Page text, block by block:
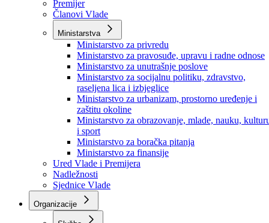
Vlada
Vlada BPK Goražde
Premijer
Članovi Vlade
Ministarstva
Ministarstvo za privredu
Ministarstvo za pravosuđe, upravu i radne odnose
Ministarstvo za unutrašnje poslove
Ministarstvo za socijalnu politiku, zdravstvo,
raseljena lica i izbjeglice
Ministarstvo za urbanizam, prostorno uređenje i
zaštitu okoline
Ministarstvo za obrazovanje, mlade, nauku,
i sport
Ministarstvo za boračka pitanja
Ministarstvo za finansije
Ured Vlade i Premijera
Nadležnosti
Sjednice Vlade